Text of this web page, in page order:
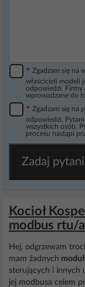
* Zgadzam się na
właścicieli modeli
odpowiedzi. Firmy
wprowadzane do
* Zgadzam się na
odpowiedzi.
wszystkich osób.
procesu nastąpi
Zadaj
Kocioł
modbus rtu/
Hej, odgrzewam
mam żadnych
sterujących i innych
jej modbusa celem